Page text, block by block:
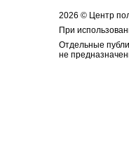
2026 © Центр
При
Отдельные
не